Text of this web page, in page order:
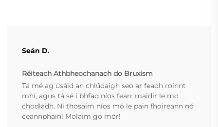
Seán D.
Réiteach Athbheochanach do Bruxism
Tá mé ag úsáid an chlúdaigh seo ar feadh roinnt
mhí, agus tá sé i bhfad níos fearr maidir le mo
chodladh. Ní thosaím níos mó le pain fhoireann nó
ceannphain! Molaim go mór!